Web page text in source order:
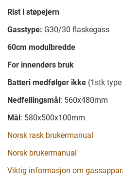
Rist i støpejern
Gasstype: G30/30 flaskegass
60cm modulbredde
For innendørs bruk
Batteri medfølger ikke (1stk type
Nedfellingsmål : 560x480mm
Mål : 580x500x100mm
Norsk rask brukermanual
Norsk brukermanual
Viktig informasjon om